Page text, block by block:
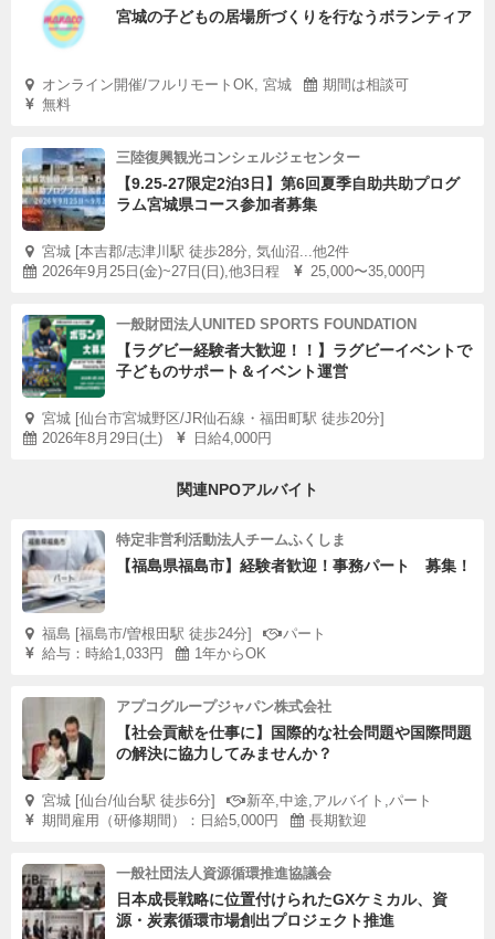
宮城の子どもの居場所づくりを行なうボランティア
オンライン開催/フルリモートOK, 宮城
期間は相談可
無料
三陸復興観光コンシェルジェセンター
【9.25-27限定2泊3日】第6回夏季自助共助プログ
ラム宮城県コース参加者募集
宮城 [本吉郡/志津川駅 徒歩28分, 気仙沼...他2件
2026年9月25日(金)~27日(日),他3日程
25,000〜35,000円
一般財団法人UNITED SPORTS FOUNDATION
【ラグビー経験者大歓迎！！】ラグビーイベントで
子どものサポート＆イベント運営
宮城 [仙台市宮城野区/JR仙石線・福田町駅 徒歩20分]
2026年8月29日(土)
日給4,000円
関連NPOアルバイト
特定非営利活動法人チームふくしま
【福島県福島市】経験者歓迎！事務パート 募集！
福島 [福島市/曽根田駅 徒歩24分]
パート
給与：時給1,033円
1年からOK
アプコグループジャパン株式会社
【社会貢献を仕事に】国際的な社会問題や国際問題
の解決に協力してみませんか？
宮城 [仙台/仙台駅 徒歩6分]
新卒,中途,アルバイト,パート
期間雇用（研修期間）：日給5,000円
長期歓迎
一般社団法人資源循環推進協議会
日本成長戦略に位置付けられたGXケミカル、資
源・炭素循環市場創出プロジェクト推進